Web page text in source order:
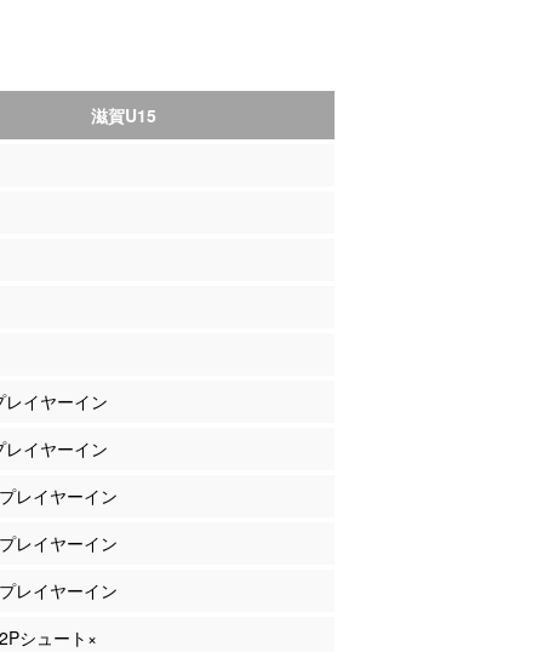
滋賀U15
イヤーイン
イヤーイン
レイヤーイン
レイヤーイン
レイヤーイン
シュート×